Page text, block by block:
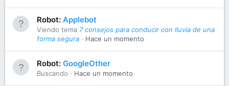
Robot: Applebot
Viendo tema 7 consejos para conducir con lluvia de una
forma segura
Hace un momento
Robot: GoogleOther
Buscando Hace un momento